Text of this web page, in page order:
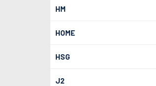
HM
HOME
HSG
J2